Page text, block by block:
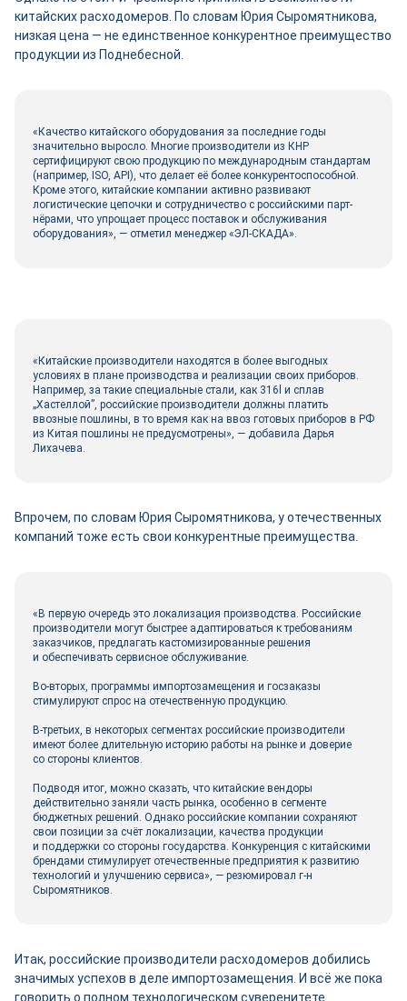
китайских расходомеров. По словам Юрия Сыромятникова,
низкая цена ― не единственное конкурентное преимущество
продукции из Поднебесной.
«Качество китайского оборудования за последние годы
значительно выросло. Многие производители из КНР
сертифицируют свою продукцию по международным стандартам
(например, ISO, API), что делает её более конкурентоспособной.
Кроме этого, китайские компании активно развивают
логистические цепочки и сотрудничество с российскими парт-
нёрами, что упрощает процесс поставок и обслуживания
оборудования», ― отметил менеджер «ЭЛ-СКАДА».
«Китайские производители находятся в более выгодных
условиях в плане производства и реализации своих приборов.
Например, за такие специальные стали, как 316l и сплав
„Хастеллой”, российские производители должны платить
ввозные пошлины, в то время как на ввоз готовых приборов в РФ
из Китая пошлины не предусмотрены», ― добавила Дарья
Лихачева.
Впрочем, по словам Юрия Сыромятникова, у отечественных
компаний тоже есть свои конкурентные преимущества.
«В первую очередь это локализация производства. Российские
производители могут быстрее адаптироваться к требованиям
заказчиков, предлагать кастомизированные решения
и обеспечивать сервисное обслуживание.
Во-вторых, программы импортозамещения и госзаказы
стимулируют спрос на отечественную продукцию.
В-третьих, в некоторых сегментах российские производители
имеют более длительную историю работы на рынке и доверие
со стороны клиентов.
Подводя итог, можно сказать, что китайские вендоры
действительно заняли часть рынка, особенно в сегменте
бюджетных решений. Однако российские компании сохраняют
свои позиции за счёт локализации, качества продукции
и поддержки со стороны государства. Конкуренция с китайскими
брендами стимулирует отечественные предприятия к развитию
технологий и улучшению сервиса», ― резюмировал г-н
Сыромятников.
Итак, российские производители расходомеров добились
значимых успехов в деле импортозамещения. И всё же пока
говорить о полном технологическом суверенитете